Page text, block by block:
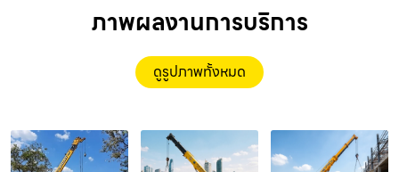
ภาพผลงานการบริการ
ดูรูปภาพทั้งหมด